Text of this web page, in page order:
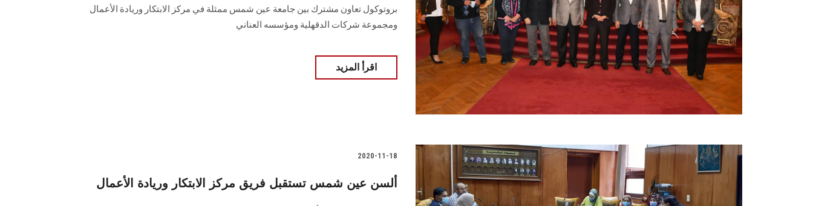
بروتوكول تعاون مشترك بين جامعة عين شمس ممثلة في مركز الابتكار وريادة الأعمال
ومجموعة شركات الدقهلية ومؤسسه العناني
اقرأ المزيد
2020-11-18
ألسن عين شمس تستقبل فريق مركز الابتكار وريادة الأعمال